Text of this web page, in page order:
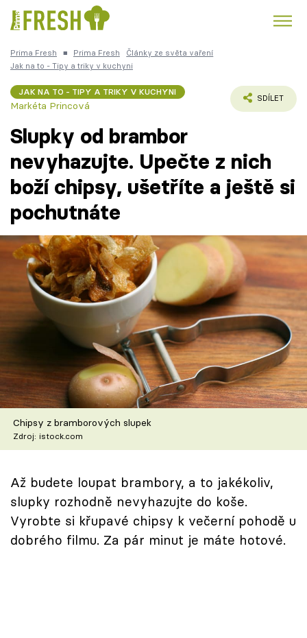
Trendy: Kuře Polévky k večeři
Česká kuchyně Čokoláda
Témata
Recepty
Články
TV Program
Škola vaření
Recepty z TV
Speciál: Cuketa
Těhotnej kuchař
Přihlášení
Prima Fresh ■ Prima Fresh
Články ze světa vaření
Jak na to - Tipy a triky v kuchyni
JAK NA TO - TIPY A TRIKY V KUCHYNI
Markéta Princová
SDÍLET
Slupky od brambor
nevyhazujte. Upečte z nich
boží chipsy, ušetříte a ještě si
pochutnáte
Chipsy z bramborových slupek
Zdroj: istock.com
Až budete loupat brambory, a to jakékoliv,
slupky rozhodně nevyhazujte do koše.
Vyrobte si křupavé chipsy k večerní pohodě u
dobrého filmu. Za pár minut je máte hotové.